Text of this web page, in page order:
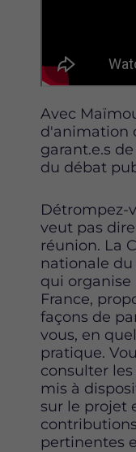
Avec
d'animation
garant.e.s
du débat
Détrompez-
veut pas
réunion. La
nationale
qui
France,
façons de
vous, en
pratique.
consulter
mis à
sur le projet
pertinentes